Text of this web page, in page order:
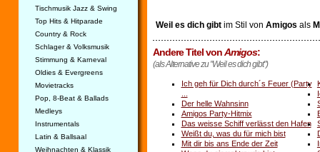
Tischmusik Jazz & Swing
Top Hits & Hitparade
Country & Rock
Schlager & Volksmusik
Stimmung & Karneval
Oldies & Evergreens
Movietracks
Pop, 8-Beat & Ballads
Medleys
Instrumentals
Latin & Ballsaal
Weihnachten & Klassik
Weil es dich gibtim Stil von Amigos als
Andere Titel vonAmigos:
(als Alternative zu "Weil es dich gibt")
Ich geh für Dich durch´s Feuer (Party
Der helle Wahnsinn
Amigos Party-Hitmix
Das weisse Schiff verlässt den Hafen
Weißt du, was du für mich bist
Mit dir bis ans Ende der Zeit